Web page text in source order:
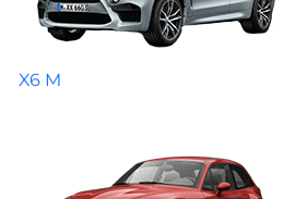
X6 M